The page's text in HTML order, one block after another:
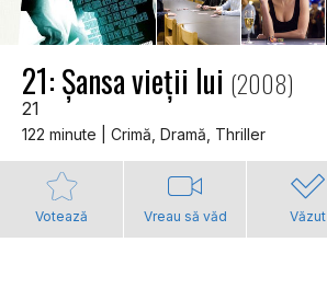
21: Șansa vieții lui (2008)
21
122 minute | Crimă, Dramă, Thriller
Votează Vreau să văd Văzut